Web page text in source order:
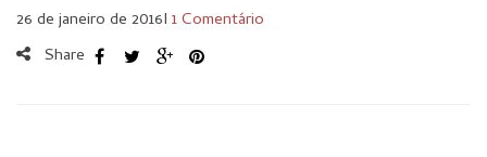
26 de janeiro de 2016I 1 Comentário
Share